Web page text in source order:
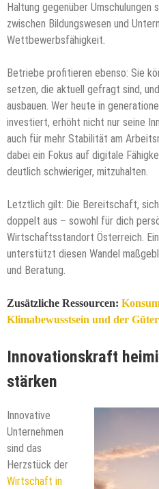
Haltung gegenüber Umschulungen
zwischen Bildungswesen und
Wettbewerbsfähigkeit.
Betriebe profitieren ebenso: Sie
setzen, die aktuell gefragt sind,
ausbauen. Wer heute in
investiert, erhöht nicht nur seine
auch für mehr Stabilität am
dabei ein Fokus auf digitale
deutlich schwieriger, mitzuhalten.
Letztlich gilt: Die Bereitschaft,
doppelt aus – sowohl für dich
Wirtschaftsstandort Österreich.
unterstützt diesen Wandel
und Beratung.
Zusätzliche Ressourcen:
Klimabewusstsein und der
Innovationskraft
stärken
Innovative
Unternehmen
sind das
Herzstück der
Wirtschaft in